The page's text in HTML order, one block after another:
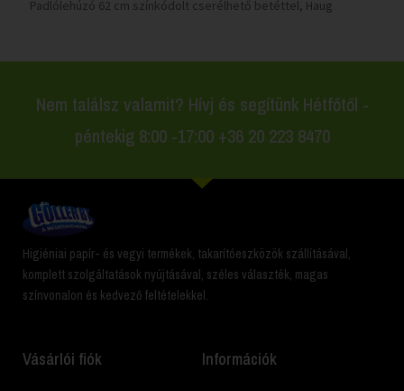
Padlólehúzó 62 cm színkódolt cserélhető betéttel, Haug
Nem találsz valamit? Hívj és segítünk Hétfőtől -
péntekig 8:00 -17:00 +36 20 223 8470
Higiéniai papír- és vegyi termékek, takarítóeszközök szállításával,
komplett szolgáltatások nyújtásával, széles választék, magas
színvonalon és kedvező feltételekkel.
Vásárlói fiók Információk